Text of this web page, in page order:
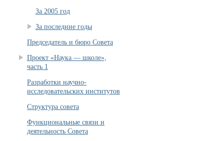
За 2005 год
За последние годы
Председатель и бюро Совета
Проект «Наука — школе»,
часть 1
Разработки научно-
исследовательских институтов
Структура совета
Функциональные связи и
деятельность Совета